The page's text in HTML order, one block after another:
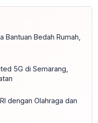
Bedah Rumah,
5G di Semarang,
dengan Olahraga dan